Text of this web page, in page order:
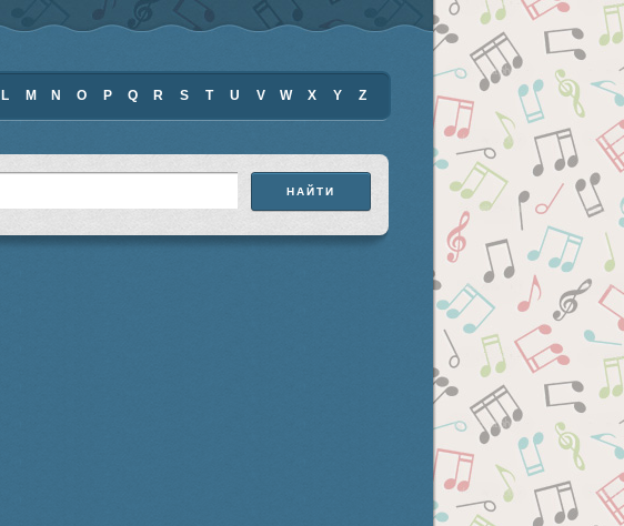
L M N O P Q R S T U V W X Y Z